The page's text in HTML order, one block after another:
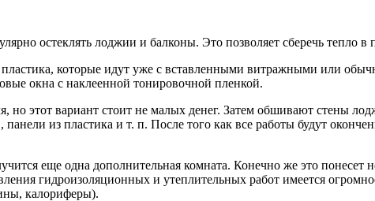
остеклять лоджии и балконы. Это позволяет сберечь тепло
которые идут уже с вставленными витражными или
окна с наклеенной тонировочной пленкой.
но этот вариант стоит не малых денег. Затем обшивают стены
из пластика и т. п. После того как все работы будут
еще одна дополнительная комната. Конечно же это понесет
гидроизоляционных и утеплительных работ имеется
калориферы).